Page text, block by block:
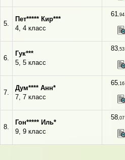
5.
Пет***** Кир***
4, 4 класс
61,94
6.
Гук***
5, 5 класс
83,53
7.
Дум**** Анн*
7, 7 класс
65,16
8.
Гон***** Иль*
9, 9 класс
58,07